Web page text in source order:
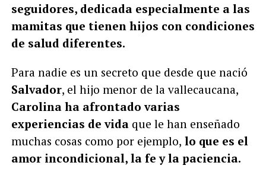
seguidores, dedicada especialmente a las
mamitas que tienen hijos con condiciones
de salud diferentes.
Para nadie es un secreto que desde que nació
Salvador, el hijo menor de la vallecaucana,
Carolina ha afrontado varias
experiencias de vidaque le han enseñado
muchas cosas como por ejemplo, lo que es el
amor incondicional, la fe y la paciencia.